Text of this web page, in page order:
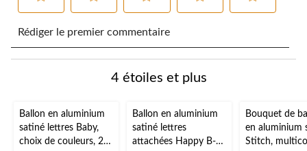
pour
évaluer
l'article
Cette
action
ouvrira
pour
évaluer
l'article
Cette
action
ouvrira
pour
évaluer
l'article
à
3
Cette
action
ouvrira
évaluer
l'article
à
4
Cette
action
ouvrira
évaluer
l'article
Cette
action
ouvrira
Rédiger le premier commentaire
4 étoiles et plus
Ballon en aluminium
satiné lettres Baby,
choix de couleurs, 26
Ballon en aluminium
satiné lettres
attachées Happy B-
Bouquet de
en aluminium
Stitch,